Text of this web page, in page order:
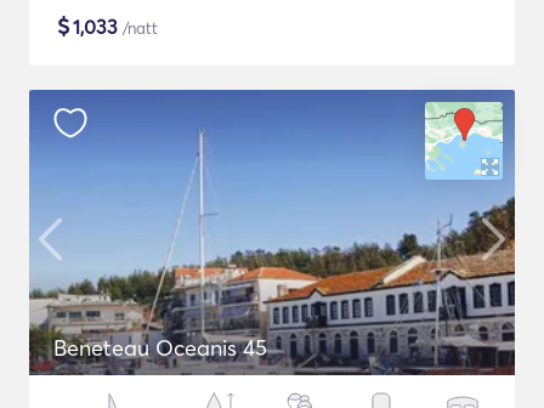
$1,033 /natt
Beneteau Oceanis 45